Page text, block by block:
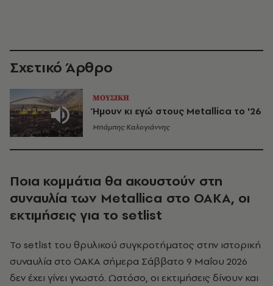
Σχετικό Άρθρο
ΜΟΥΣΙΚΗ
Ήμουν κι εγώ στους Metallica το '26
Μπάμπης Καλογιάννης
Ποια κομμάτια θα ακουστούν στη
συναυλία των Metallica στο ΟΑΚΑ, οι
εκτιμήσεις για το setlist
Το setlist του θρυλικού συγκροτήματος στην ιστορική
συναυλία στο ΟΑΚΑ σήμερα Σάββατο 9 Μαΐου 2026
δεν έχει γίνει γνωστό. Ωστόσο, οι εκτιμήσεις δίνουν και